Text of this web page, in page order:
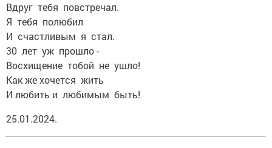
Вдруг тебя повстречал.
Я тебя полюбил
И счастливым я стал.
30 лет уж прошло -
Восхищение тобой не ушло!
Как же хочется жить
И любить и любимым быть!
25.01.2024.